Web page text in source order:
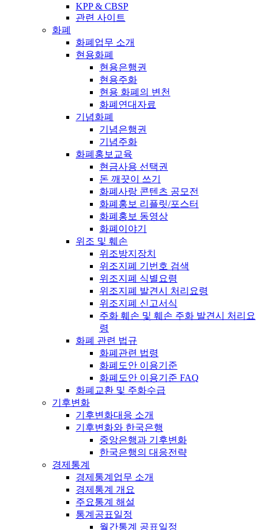
KPP & CBSP
관련 사이트
화폐
화폐업무 소개
현용화폐
현용은행권
현용주화
현용 화폐의 변천
화폐연대자료
기념화폐
기념은행권
기념주화
화폐홍보교육
현금사용 선택권
돈 깨끗이 쓰기
화폐사랑 콘텐츠 공모전
화폐홍보 리플릿/포스터
화폐홍보 동영상
화폐이야기
위조 및 훼손
위조방지장치
위조지폐 기번호 검색
위조지폐 식별요령
위조지폐 발견시 처리요령
위조지폐 신고서식
주화 훼손 및 훼손 주화 발견시 처리요
령
화폐 관련 법규
화폐관련 법령
화폐도안 이용기준
화폐도안 이용기준 FAQ
화폐교환 및 주화수급
기후변화
기후변화대응 소개
기후변화와 한국은행
중앙은행과 기후변화
한국은행의 대응전략
경제통계
경제통계업무 소개
경제통계 개요
주요통계 해설
통계공표일정
월간통계 공표일정